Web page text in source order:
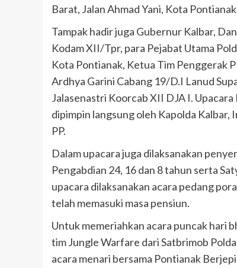
Barat, Jalan Ahmad Yani, Kota
Tampak hadir juga Gubernur Kalbar,
Kodam XII/Tpr, para Pejabat Utama
Kota Pontianak, Ketua Tim Penggerak
Ardhya Garini Cabang 19/D.I Lanud
Jalasenastri Koorcab XII DJA I.
dipimpin langsung oleh Kapolda
PP.
Dalam upacara juga dilaksanakan
Pengabdian 24, 16 dan 8 tahun serta
upacara dilaksanakan acara pedang
telah memasuki masa pensiun.
Untuk memeriahkan acara puncak hari
tim Jungle Warfare dari Satbrimob
acara menari bersama Pontianak